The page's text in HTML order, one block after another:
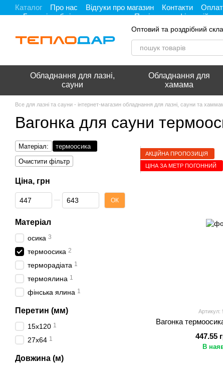
Перейти до основного контенту
Каталог Про нас Відгуки про магазин Контакти
Гарантія, обмін та повернення
Політика
Оптовий та роздрібний
Обладнання для лазні,
сауни
Обладнання для
хамама
Все для лазні та сауни - інтернет-магазин обладнання для лазні, сауни та
Вагонка для сауни
АКЦІЙНА ПРОПОЗИЦІЯ
ЦІНА ЗА МЕТР ПОГОННИЙ
Артикул:
Вагонка
447.55
В
Матеріал:
термоосика
Очистити фільтр
Ціна, грн
Від Ціна, грн
До Ціна, грн ОК
Матеріал
осика 3
термоосика 2
терморадіата 1
термоялина 1
фінська ялина 1
Перетин (мм)
15х120 1
27x64 1
Довжина (м)